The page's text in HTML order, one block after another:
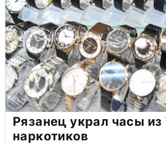
Рязанец украл часы
наркотиков